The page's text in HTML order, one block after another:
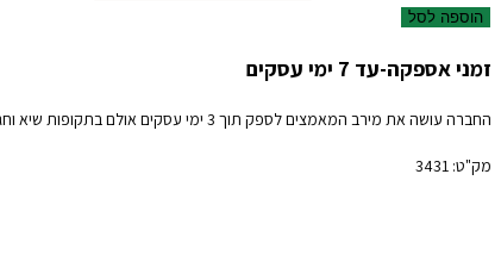
הוספה לסל
זמני אספקה-עד 7 ימי עסקים
החברה עושה את מירב המאמצים לספק תוך 3 ימי עסקים אולם בתקופות שיא וחגים יתכנו עיכובים אנא קבלו זאת בהבנה והכלה.
מק"ט: 3431